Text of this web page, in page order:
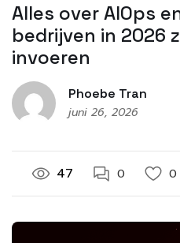
Alles over AIOps
bedrijven in 2026
invoeren
Phoebe Tran
juni 26, 2026
47 0 0